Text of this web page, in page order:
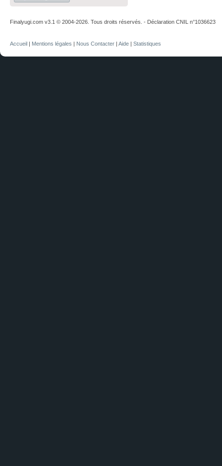
Finalyugi.com v3.1 © 2004-2026. Tous droits réservés. - Déclaration CNIL n°1036623
Accueil | Mentions légales | Nous Contacter | Aide | Statistiques